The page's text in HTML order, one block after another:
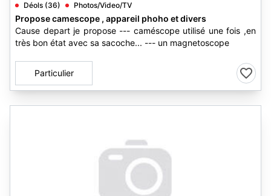
Déols (36) Photos/Video/TV
Propose camescope , appareil phoho et divers
Cause depart je propose --- caméscope utilisé une fois ,en
très bon état avec sa sacoche... --- un magnetoscope
Particulier